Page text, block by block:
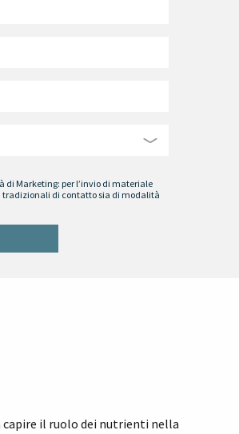
di Marketing: per l’invio di materiale
di contatto sia di modalità
il ruolo dei nutrienti nella